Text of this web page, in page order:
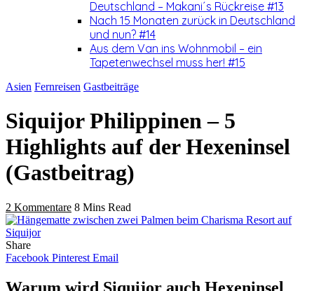
Deutschland – Makani´s Rückreise #13
Nach 15 Monaten zurück in Deutschland
und nun? #14
Aus dem Van ins Wohnmobil – ein
Tapetenwechsel muss her! #15
Asien Fernreisen Gastbeiträge
Siquijor Philippinen – 5
Highlights auf der Hexeninsel
(Gastbeitrag)
2 Kommentare 8 Mins Read
Share
Facebook Pinterest Email
Warum wird Siquijor auch Hexeninsel